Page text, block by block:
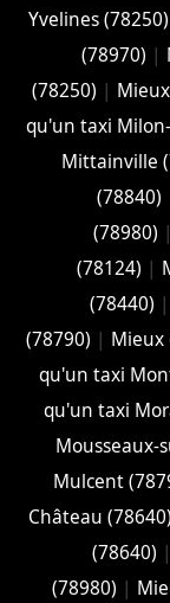
Yvelines (78250)
(78970) |
(78250) |
qu'un taxi
Mittainville
(78840)
(78980) |
(78124) |
(78440) |
(78790) | Mieux
qu'un taxi
qu'un taxi
Mousseaux-
Mulcent
Château (78640)
(78640) |
(78980) |